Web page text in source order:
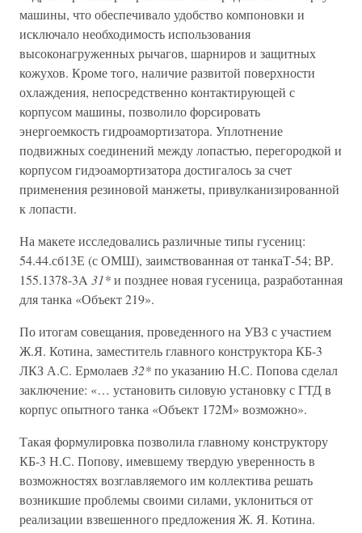
машины, что обеспечивало удобство компоновки и
исключало необходимость использования
высоконагруженных рычагов, шарниров и защитных
кожухов. Кроме того, наличие развитой поверхности
охлаждения, непосредственно контактирующей с
корпусом машины, позволило форсировать
энергоемкость гидроамортизатора. Уплотнение
подвижных соединений между лопастью, перегородкой и
корпусом гидэоамортизатора достигалось за счет
применения резиновой манжеты, привулканизированной
к лопасти.
На макете исследовались различные типы гусениц:
54.44.сб13Е (с ОМШ), заимствованная от танкаТ-54; ВР.
155.1378-3A 31*и позднее новая гусеница, разработанная
для танка «Объект 219».
По итогам совещания, проведенного на УВЗ с участием
Ж.Я. Котина, заместитель главного конструктора КБ-3
ЛКЗ А.С. Ермолаев 32*по указанию Н.С. Попова сделал
заключение: «… установить силовую установку с ГТД в
корпус опытного танка «Объект 172М» возможно».
Такая формулировка позволила главному конструктору
КБ-3 Н.С. Попову, имевшему твердую уверенность в
возможностях возглавляемого им коллектива решать
возникшие проблемы своими силами, уклониться от
реализации взвешенного предложения Ж. Я. Котина.